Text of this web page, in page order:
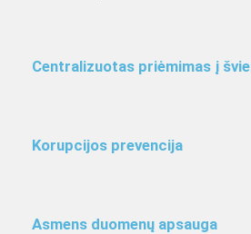
Centralizuotas priėmimas į
Korupcijos prevencija
Asmens duomenų apsauga